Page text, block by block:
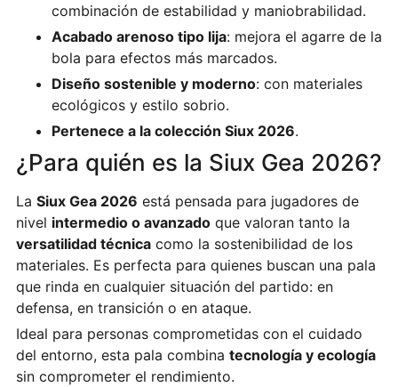
combinación de estabilidad y maniobrabilidad.
Acabado arenoso tipo lija: mejora el agarre de la
bola para efectos más marcados.
Diseño sostenible y moderno: con materiales
ecológicos y estilo sobrio.
Pertenece a la colección Siux 2026.
¿Para quién es la Siux Gea 2026?
La Siux Gea 2026 está pensada para jugadores de
nivel intermedio o avanzadoque valoran tanto la
versatilidad técnicacomo la sostenibilidad de los
materiales. Es perfecta para quienes buscan una pala
que rinda en cualquier situación del partido: en
defensa, en transición o en ataque.
Ideal para personas comprometidas con el cuidado
del entorno, esta pala combina tecnología y ecología
sin comprometer el rendimiento.